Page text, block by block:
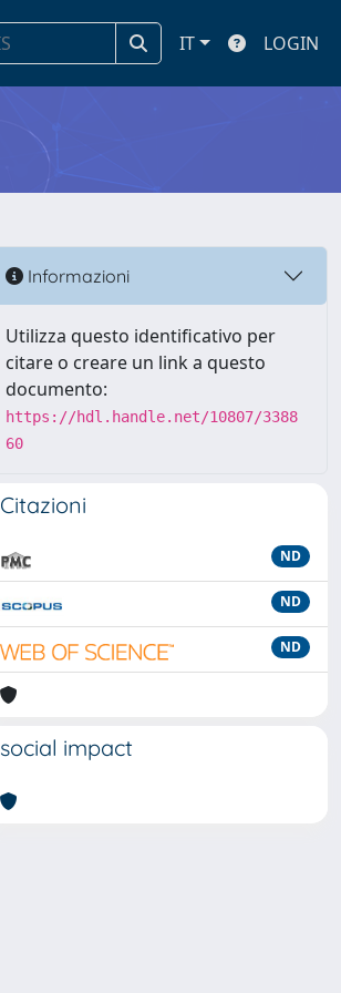
IT LOGIN
Informazioni
Utilizza questo identificativo per
citare o creare un link a questo
documento:
https://hdl.handle.net/10807/3388
60
Citazioni
ND
ND
ND
social impact